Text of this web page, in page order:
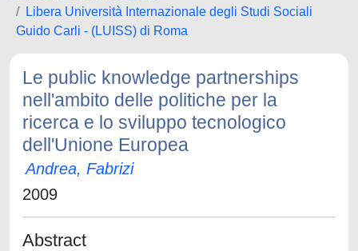
Libera Università Internazionale degli Studi Sociali
Guido Carli - (LUISS) di Roma
Le public knowledge partnerships
nell'ambito delle politiche per la
ricerca e lo sviluppo tecnologico
dell'Unione Europea
Andrea, Fabrizi
2009
Abstract